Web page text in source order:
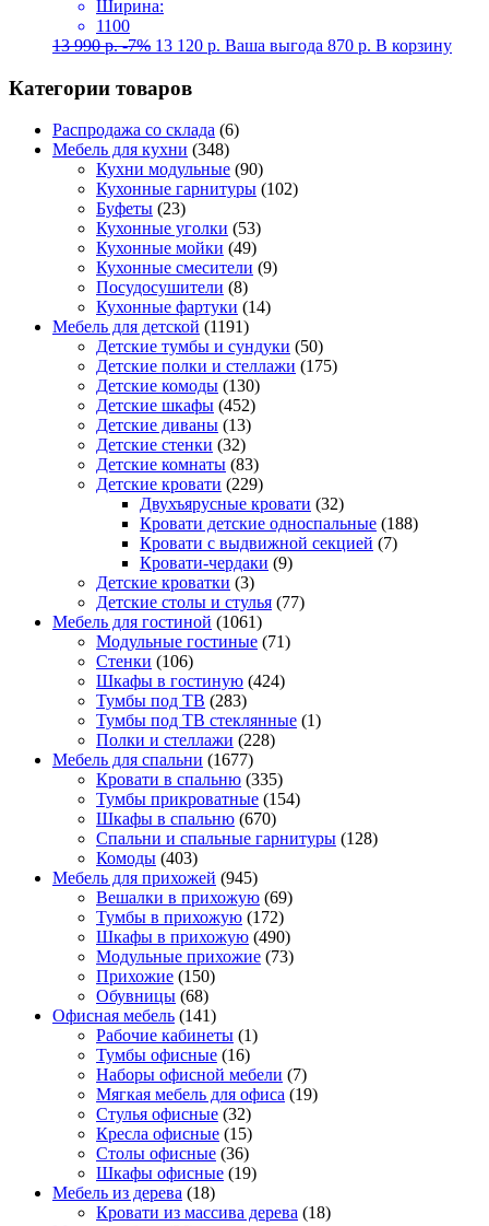
Ширина:
1100
13 990р. -7% 13 120 р. Ваша выгода 870 р. В корзину
Категории товаров
Распродажа со склада (6)
Мебель для кухни (348)
Кухни модульные (90)
Кухонные гарнитуры (102)
Буфеты (23)
Кухонные уголки (53)
Кухонные мойки (49)
Кухонные смесители (9)
Посудосушители (8)
Кухонные фартуки (14)
Мебель для детской (1191)
Детские тумбы и сундуки (50)
Детские полки и стеллажи (175)
Детские комоды (130)
Детские шкафы (452)
Детские диваны (13)
Детские стенки (32)
Детские комнаты (83)
Детские кровати (229)
Двухъярусные кровати (32)
Кровати детские односпальные (188)
Кровати с выдвижной секцией (7)
Кровати-чердаки (9)
Детские кроватки (3)
Детские столы и стулья (77)
Мебель для гостиной (1061)
Модульные гостиные (71)
Стенки (106)
Шкафы в гостиную (424)
Тумбы под ТВ (283)
Тумбы под ТВ стеклянные (1)
Полки и стеллажи (228)
Мебель для спальни (1677)
Кровати в спальню (335)
Тумбы прикроватные (154)
Шкафы в спальню (670)
Спальни и спальные гарнитуры (128)
Комоды (403)
Мебель для прихожей (945)
Вешалки в прихожую (69)
Тумбы в прихожую (172)
Шкафы в прихожую (490)
Модульные прихожие (73)
Прихожие (150)
Обувницы (68)
Офисная мебель (141)
Рабочие кабинеты (1)
Тумбы офисные (16)
Наборы офисной мебели (7)
Мягкая мебель для офиса (19)
Стулья офисные (32)
Кресла офисные (15)
Столы офисные (36)
Шкафы офисные (19)
Мебель из дерева (18)
Кровати из массива дерева (18)